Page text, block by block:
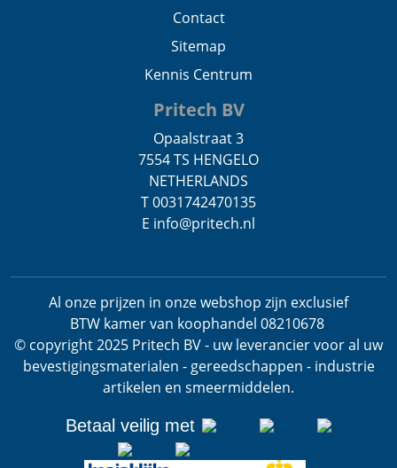
Contact
Sitemap
Kennis Centrum
Pritech BV
Opaalstraat 3
7554 TS HENGELO
NETHERLANDS
T 0031742470135
E info@pritech.nl
Al onze prijzen in onze webshop zijn exclusief
BTW kamer van koophandel 08210678.
© copyright 2025 Pritech BV - uw leverancier voor al uw
bevestigingsmaterialen - gereedschappen - industrie
artikelen en smeermiddelen.
Betaal veilig met